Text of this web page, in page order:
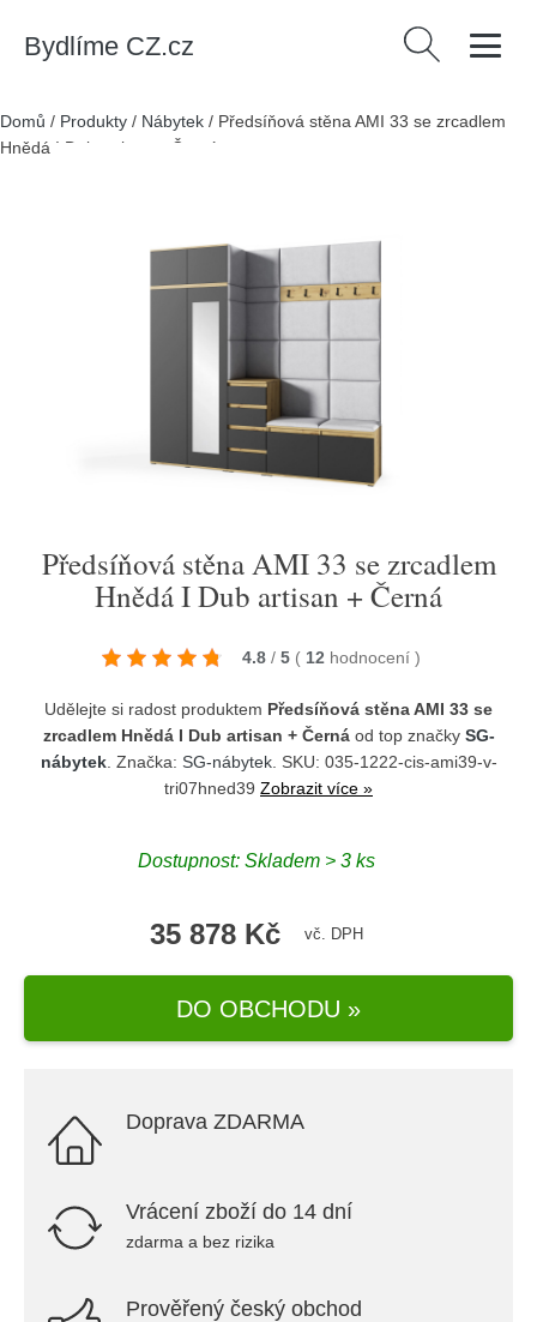
Bydlíme CZ.cz Vyhledávání
Domů / Produkty / Nábytek / Předsíňová stěna AMI 33 se zrcadlem
Hnědá I Dub artisan + Černá
Předsíňová stěna AMI 33 se zrcadlem
Hnědá I Dub artisan + Černá
4.8 / 5 ( 12 hodnocení )
Udělejte si radost produktem Předsíňová stěna AMI 33 se
zrcadlem Hnědá I Dub artisan + Černáod top značky SG-
nábytek. Značka: SG-nábytek. SKU: 035-1222-cis-ami39-v-
tri07hned39 Zobrazit více »
Dostupnost: Skladem > 3 ks
35 878 Kč vč. DPH
DO OBCHODU »
Doprava ZDARMA
Vrácení zboží do 14 dní
zdarma a bez rizika
Prověřený český obchod